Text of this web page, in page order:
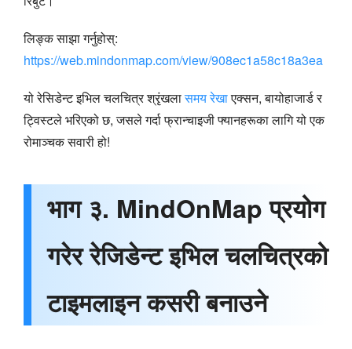
लिङ्क साझा गर्नुहोस्:
https://web.mindonmap.com/view/908ec1a58c18a3ea
यो रेसिडेन्ट इभिल चलचित्र श्रृंखलासमय रेखाएक्सन, बायोहाजार्ड र
ट्विस्टले भरिएको छ, जसले गर्दा फ्रान्चाइजी फ्यानहरूका लागि यो एक
रोमाञ्चक सवारी हो!
भाग ३. MindOnMap प्रयोग
गरेर रेजिडेन्ट इभिल चलचित्रको
टाइमलाइन कसरी बनाउने